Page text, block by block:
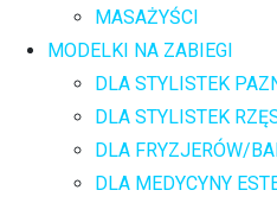
MASAŻYŚCI
MODELKI NA ZABIEGI
DLA STYLISTEK
DLA STYLISTEK
DLA FRYZJERÓW/
DLA MEDYCYNY